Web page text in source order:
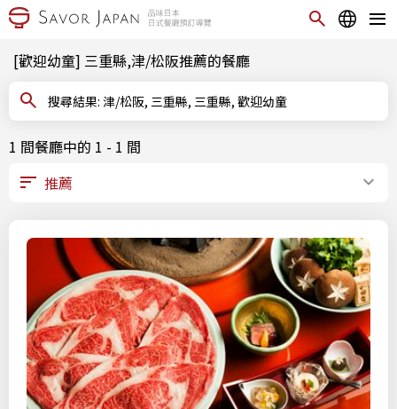
[歡迎幼童] 三重縣,津/松阪推薦的餐廳
搜尋結果: 津/松阪, 三重縣, 三重縣, 歡迎幼童
1 間餐廳中的 1 - 1 間